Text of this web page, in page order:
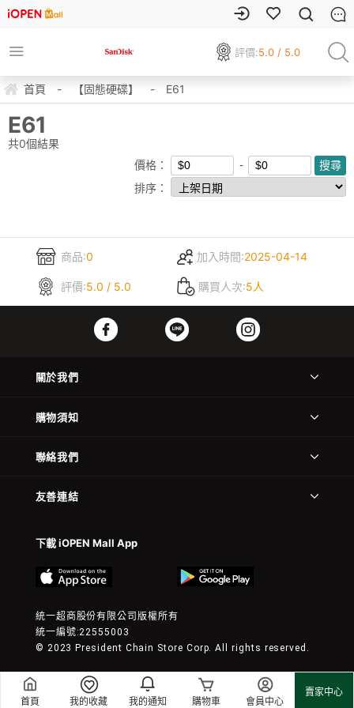
首頁 我的收藏 我的通知 購物車 會員中心
賣家中心
評價:5.0 / 5.0
首頁 - 【固態硬碟】 - E61
E61
共0個結果
價格：
排序：
商品:0 加入時間:2025-04-14
評價:5.0 / 5.0 購買人次:5人
關於我們
購物須知
聯絡我們
友善連結
下載 iOPEN Mall App
統一超商股份有限公司版權所有
統一編號:22555003
© 2023 President Chain Store Corp. All rights reserved.